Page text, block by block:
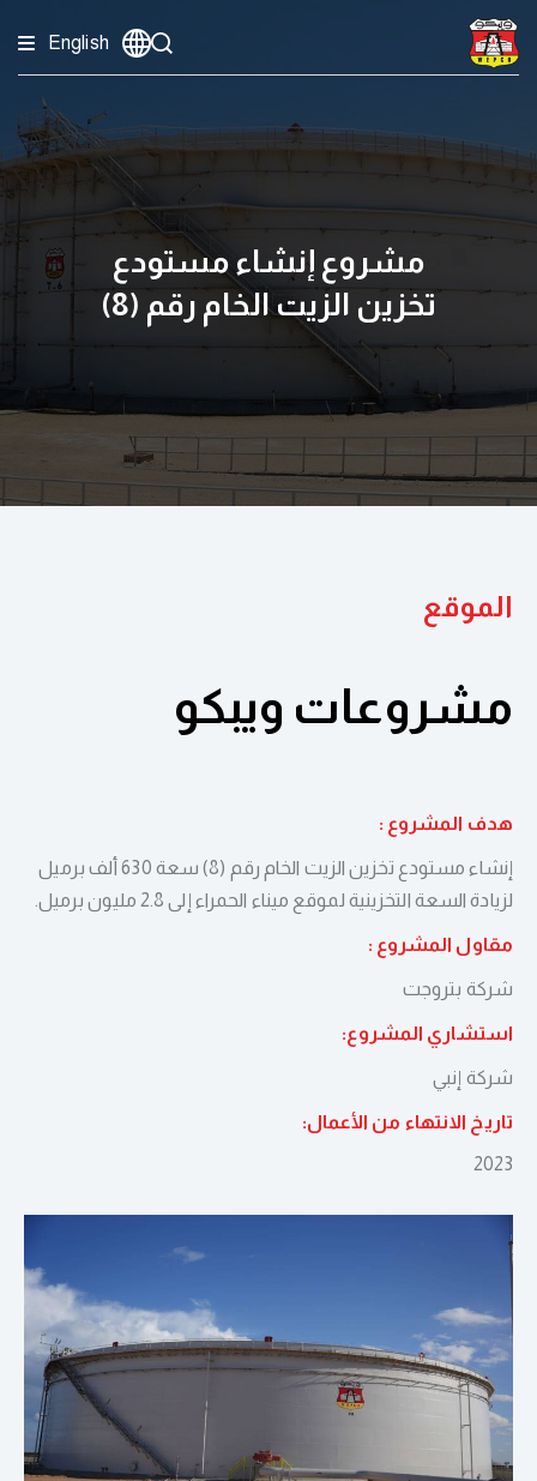
English
مشروع إنشاء مستودع
تخزين الزيت الخام رقم (8)
الموقع
مشروعات ويبكو
هدف المشروع :
إنشاء مستودع تخزين الزيت الخام رقم (8) سعة 630 ألف برميل
لزيادة السعة التخزينية لموقع ميناء الحمراء إلى 2. 8 مليون برميل.
مقاول المشروع :
شركة بتروجت
استشاري المشروع:
شركة إنبي
تاريخ الانتهاء من الأعمال:
2023